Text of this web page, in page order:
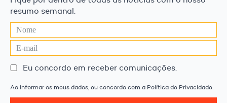
resumo semanal.
Eu concordo em receber comunicações.
Ao informar os meus dados, eu concordo com a Política de Privacidade.